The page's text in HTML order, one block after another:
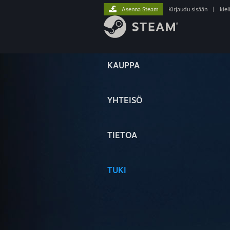
KAUPPA
YHTEISÖ
TIETOA
TUKI
Asenna Steam Kirjaudu sisään kieli